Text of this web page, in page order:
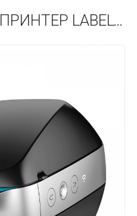
DYMO 2000931 ПРИНТЕР LABELWRITER WIRELESS